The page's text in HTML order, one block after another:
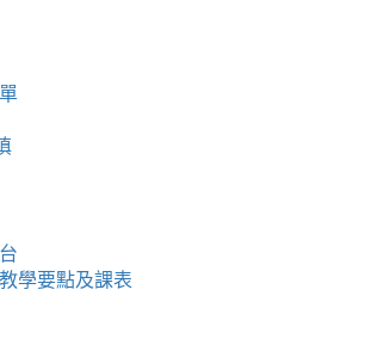
學要點及課表